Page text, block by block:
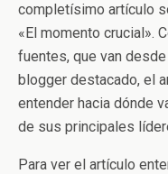
completísimo artículo
«El momento crucial».
fuentes, que van
blogger destacado, el
entender hacia dónde
de sus principales
Para ver el artículo